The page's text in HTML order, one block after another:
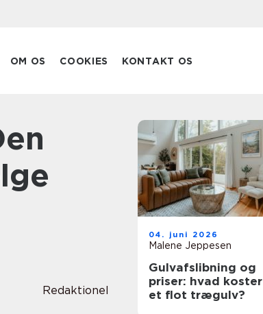
OM OS COOKIES KONTAKT OS
Redaktionel
04. juni 2026
Malene Jeppesen
Gulvafslibning og
priser: hvad koster
et flot trægulv?